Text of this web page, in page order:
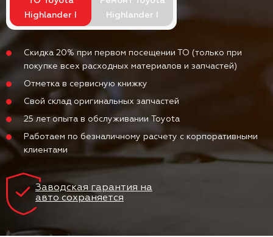
Highlander I
Highlander I
Скидка 20% при первом посещении ТО (только при
покупке всех расходных материалов и запчастей)
Отметка в сервисную книжку
Свой склад оригинальных запчастей
25 лет опыта в обслуживании Toyota
Работаем по безналичному расчету с корпоративными
клиентами
Заводская гарантия на
авто сохраняется